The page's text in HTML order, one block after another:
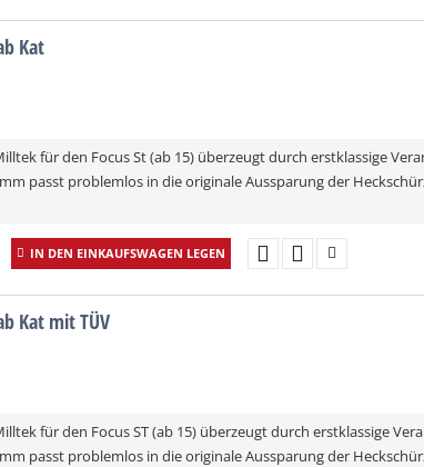
Kat
für den Focus St (ab 15) überzeugt durch erstklassige
passt problemlos in die originale Aussparung der
IN DEN EINKAUFSWAGEN LEGEN
Kat mit TÜV
für den Focus ST (ab 15) überzeugt durch erstklassige
passt problemlos in die originale Aussparung der